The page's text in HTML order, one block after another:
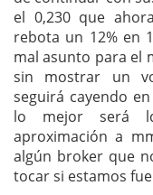
el 0,230 que
rebota un 12% en
mal asunto para el
sin mostrar un
seguirá cayendo
lo mejor será
aproximación a
algún broker que
tocar si estamos